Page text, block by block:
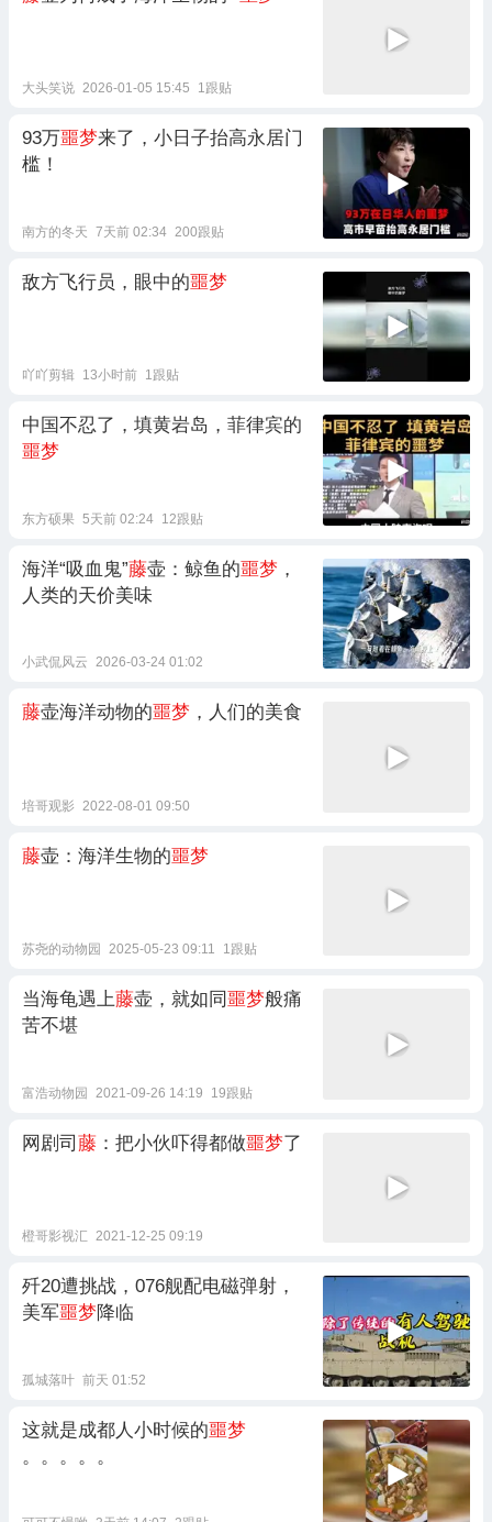
大头笑说 2026-01-05 15:45 1跟贴
93万噩梦来了，小日子抬高永居门
槛！
南方的冬天 7天前 02:34 200跟贴
敌方飞行员，眼中的噩梦
吖吖剪辑 13小时前 1跟贴
中国不忍了，填黄岩岛，菲律宾的
噩梦
东方硕果 5天前 02:24 12跟贴
海洋“吸血鬼”藤壶：鲸鱼的噩梦 ，
人类的天价美味
小武侃风云 2026-03-24 01:02
藤壶海洋动物的噩梦 ，人们的美食
培哥观影 2022-08-01 09:50
藤壶：海洋生物的噩梦
苏尧的动物园 2025-05-23 09:11 1跟贴
当海龟遇上藤壶，就如同噩梦般痛
苦不堪
富浩动物园 2021-09-26 14:19 19跟贴
网剧司 藤 ：把小伙吓得都做噩梦了
橙哥影视汇 2021-12-25 09:19
歼20遭挑战，076舰配电磁弹射，
美军噩梦降临
孤城落叶 前天 01:52
这就是成都人小时候的噩梦
。。。。。